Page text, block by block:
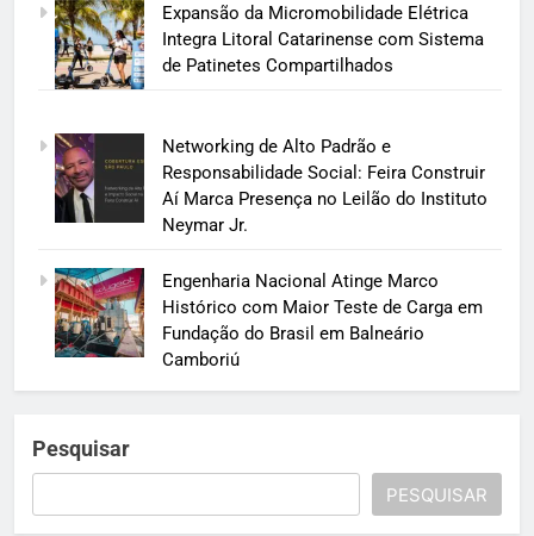
Expansão da Micromobilidade Elétrica
Integra Litoral Catarinense com Sistema
de Patinetes Compartilhados
Networking de Alto Padrão e
Responsabilidade Social: Feira Construir
Aí Marca Presença no Leilão do Instituto
Neymar Jr.
Engenharia Nacional Atinge Marco
Histórico com Maior Teste de Carga em
Fundação do Brasil em Balneário
Camboriú
Pesquisar
PESQUISAR